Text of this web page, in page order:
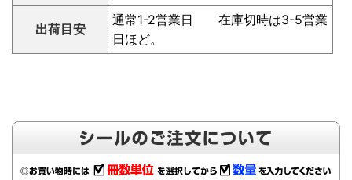
出荷目安
通常1-2営業日 在庫切時は3-5営業
日ほど。